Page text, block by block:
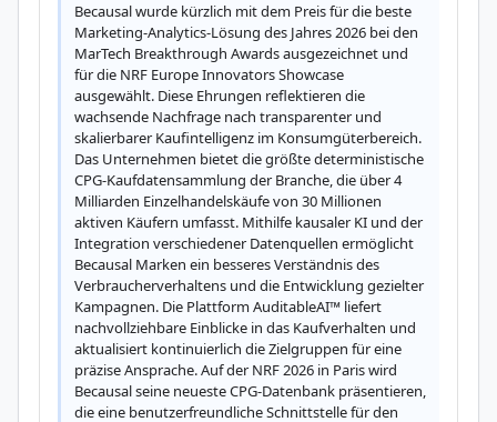
Becausal wurde kürzlich mit dem Preis für die beste
Marketing-Analytics-Lösung des Jahres 2026 bei den
MarTech Breakthrough Awards ausgezeichnet und
für die NRF Europe Innovators Showcase
ausgewählt. Diese Ehrungen reflektieren die
wachsende Nachfrage nach transparenter und
skalierbarer Kaufintelligenz im Konsumgüterbereich.
Das Unternehmen bietet die größte deterministische
CPG-Kaufdatensammlung der Branche, die über 4
Milliarden Einzelhandelskäufe von 30 Millionen
aktiven Käufern umfasst. Mithilfe kausaler KI und der
Integration verschiedener Datenquellen ermöglicht
Becausal Marken ein besseres Verständnis des
Verbraucherverhaltens und die Entwicklung gezielter
Kampagnen. Die Plattform AuditableAI™ liefert
nachvollziehbare Einblicke in das Kaufverhalten und
aktualisiert kontinuierlich die Zielgruppen für eine
präzise Ansprache. Auf der NRF 2026 in Paris wird
Becausal seine neueste CPG-Datenbank präsentieren,
die eine benutzerfreundliche Schnittstelle für den